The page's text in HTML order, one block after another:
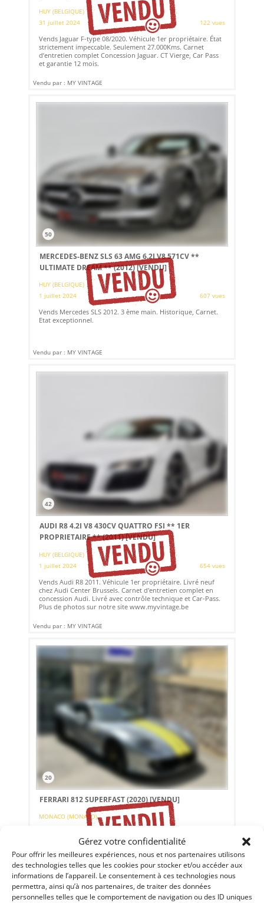
Gérez votre confidentialité
Pour offrir les meilleures expériences, nous et nos partenaires utilisons
des technologies telles que les cookies pour stocker et/ou accéder aux
informations de l’appareil. Le consentement à ces technologies nous
permettra, ainsi qu’à nos partenaires, de traiter des données
personnelles telles que le comportement de navigation ou des ID uniques
HUY (BELGIQUE)
31 juillet 2024
122 vues
Vends Jaguar F-type 08/2020. Véhicule 1er propriétaire. État
strictement impeccable. Seulement 27.000Kms. Carnet
d’entretien complet Concession Jaguar. CT Vierge, Car Pass
et garantie 12 mois.
Vendu par : MY VINTAGE
50
MERCEDES-BENZ SLS 63 AMG 6.2I V8 571CV **
ULTIMATE DREAM ** (2012)[VENDU]
HUY (BELGIQUE)
1 juillet 2024
607 vues
Vends Mercedes SLS 2012. 3 ème main. Historique, Carnet.
Etat exceptionnel.
Vendu par : MY VINTAGE
42
AUDI R8 4.2I V8 430CV QUATTRO FSI ** 1ER
PROPRIETAIRE ** (2011)[VENDU]
HUY (BELGIQUE)
1 juillet 2024
654 vues
Vends Audi R8 2011. Véhicule 1er propriétaire. Livré neuf
chez Audi Center Brussels. Carnet d'entretien complet en
concession Audi. Livré avec contrôle technique et Car-Pass.
Plus de photos sur notre site www.myvintage.be
Vendu par : MY VINTAGE
20
FERRARI 812 SUPERFAST (2020)[VENDU]
MONACO (MONACO)
Vends Ferrari 812 Superfast du 03/01/2020. Notre modèle se
présente dans un superbe état, et affiche 28600 Km. Nous
restons à votre disposition pour vous fournir tous les
renseignements sur cette incroyable Ferrari.
Vendu par : DPM Motors